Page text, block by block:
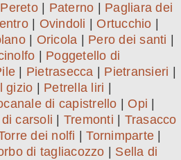
Pereto| Paterno
Pagliara dei
| Ovindoli Ortucchio
| Oricola Pero dei santi
Poggetello di
Pietrasecca Pietransieri
gizio Petrella liri
di capistrello Opi
carsoli Tremonti
Trasacco
dei nolfi |Tornimparte
di tagliacozzo
Sella di